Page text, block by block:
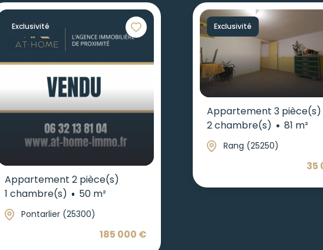
Exclusivité
Appartement 2 pièce(s)
1 chambre(s)
50 m²
Pontarlier (25300)
185 000 €
Exclusivité
Appartement 3 pièce(s)
2 chambre(s)
81 m²
Rang (25250)
35